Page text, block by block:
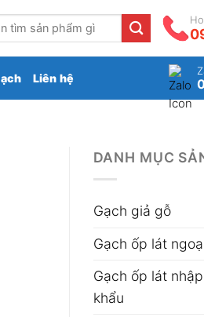
Liên hệ
DANH MỤC
Gạch giả gỗ
Gạch ốp lát
Gạch ốp lát nhập
khẩu